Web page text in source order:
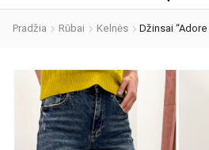
Pradžia Rūbai Kelnės Džinsai “Adore